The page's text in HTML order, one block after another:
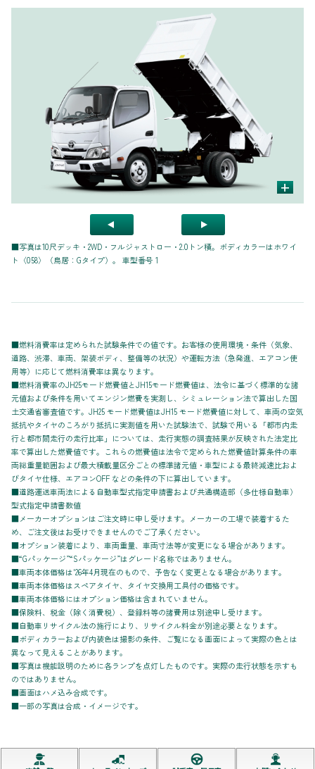
+
■写真は10尺デッキ・2WD・フルジャストロー・2.0トン積。ボディカラーはホワイ
ト〈058〉（鳥居：Gタイプ）。 車型番号 1
■燃料消費率は定められた試験条件での値です。お客様の使用環境・条件（気象、
道路、渋滞、車両、架装ボディ、整備等の状況）や運転方法（急発進、エアコン使
用等）に応じて燃料消費率は異なります。
■燃料消費率のJH25モード燃費値とJH15モード燃費値は、法令に基づく標準的な諸
元値および条件を用いてエンジン燃費を実測し、シミュレーション法で算出した国
土交通省審査値です。JH25 モード燃費値はJH15 モード燃費値に対して、車両の空気
抵抗やタイヤのころがり抵抗に実測値を用いた試験法で、試験で用いる「都市内走
行と都市間走行の走行比率」については、走行実態の調査結果が反映された法定比
率で算出した燃費値です。これらの燃費値は法令で定められた燃費値計算条件の車
両総重量範囲および最大積載量区分ごとの標準諸元値・車型による最終減速比およ
びタイヤ仕様、エアコンOFF などの条件の下に算出しています。
■道路運送車両法による自動車型式指定申請書および共通構造部（多仕様自動車）
型式指定申請書数値
■メーカーオプションはご注文時に申し受けます。メーカーの工場で装着するた
め、ご注文後はお受けできませんのでご了承ください。
■オプション装着により、車両重量、車両寸法等が変更になる場合があります。
■“Gパッケージ”“Sパッケージ”はグレード名称ではありません。
■車両本体価格は'26年4月現在のもので、予告なく変更となる場合があります。
■車両本体価格はスペアタイヤ、タイヤ交換用工具付の価格です。
■車両本体価格にはオプション価格は含まれていません。
■保険料、税金（除く消費税）、登録料等の諸費用は別途申し受けます。
■自動車リサイクル法の施行により、リサイクル料金が別途必要となります。
■ボディカラーおよび内装色は撮影の条件、ご覧になる画面によって実際の色とは
異なって見えることがあります。
■写真は機能説明のために各ランプを点灯したものです。実際の走行状態を示すも
のではありません。
■画面はハメ込み合成です。
■一部の写真は合成・イメージです。